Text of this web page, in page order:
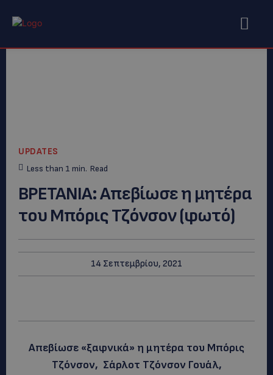
UPDATES
Less than 1 min. Read
ΒΡΕΤΑΝΙΑ: Απεβίωσε η μητέρα
του Μπόρις Τζόνσον (φωτό)
14 Σεπτεμβρίου, 2021
Απεβίωσε «ξαφνικά» η μητέρα του Μπόρις
Τζόνσον, Σάρλοτ Τζόνσον Γουάλ,